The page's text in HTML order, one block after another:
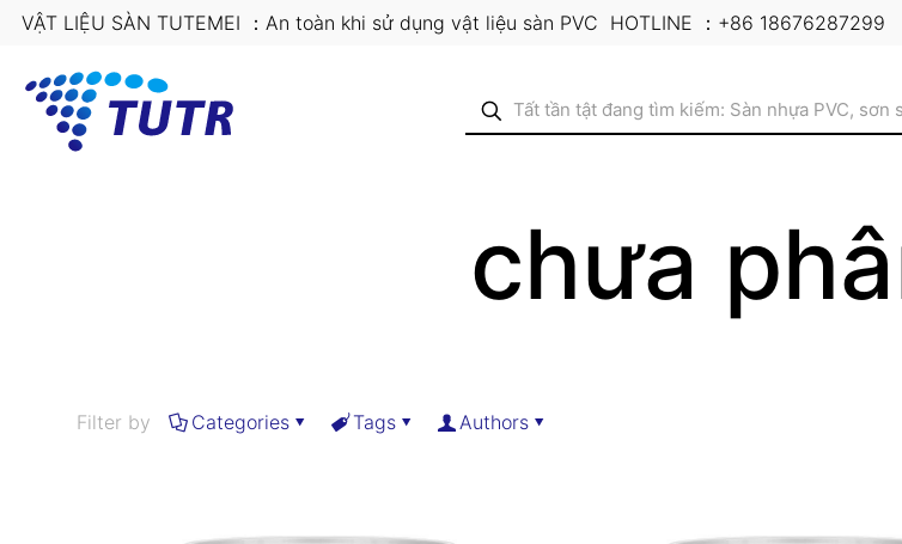
VẬT LIỆU SÀN TUTEMEI ：An toàn khi sử dụng vật liệu sàn PVC HOTLINE ：+86 18676287299
chưa
Filter by Categories Tags Authors